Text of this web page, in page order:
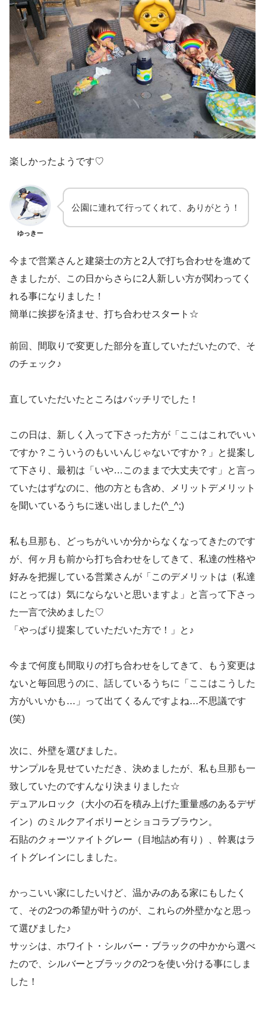
楽しかったようです♡
ゆっきー
公園に連れて行ってくれて、ありがとう！
今まで営業さんと建築士の方と2人で打ち合わせを進めて
きましたが、この日からさらに2人新しい方が関わってく
れる事になりました！
簡単に挨拶を済ませ、打ち合わせスタート☆
前回、間取りで変更した部分を直していただいたので、そ
のチェック♪
直していただいたところはバッチリでした！
この日は、新しく入って下さった方が「ここはこれでいい
ですか？こういうのもいいんじゃないですか？」と提案し
て下さり、最初は「いや…このままで大丈夫です」と言っ
ていたはずなのに、他の方とも含め、メリットデメリット
を聞いているうちに迷い出しました(^_^;)
私も旦那も、どっちがいいか分からなくなってきたのです
が、何ヶ月も前から打ち合わせをしてきて、私達の性格や
好みを把握している営業さんが「このデメリットは（私達
にとっては）気にならないと思いますよ」と言って下さっ
た一言で決めました♡
「やっぱり提案していただいた方で！」と♪
今まで何度も間取りの打ち合わせをしてきて、もう変更は
ないと毎回思うのに、話しているうちに「ここはこうした
方がいいかも…」って出てくるんですよね…不思議です
(笑)
次に、外壁を選びました。
サンプルを見せていただき、決めましたが、私も旦那も一
致していたのですんなり決まりました☆
デュアルロック（大小の石を積み上げた重量感のあるデザ
イン）のミルクアイボリーとショコラブラウン。
石貼のクォーツァイトグレー（目地詰め有り）、幹裏はラ
イトグレインにしました。
かっこいい家にしたいけど、温かみのある家にもしたく
て、その2つの希望が叶うのが、これらの外壁かなと思っ
て選びました♪
サッシは、ホワイト・シルバー・ブラックの中かから選べ
たので、シルバーとブラックの2つを使い分ける事にしま
した！